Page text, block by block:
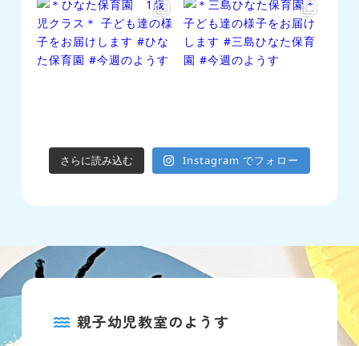
さらに読み込む Instagram でフォロー
親子幼児教室のようす